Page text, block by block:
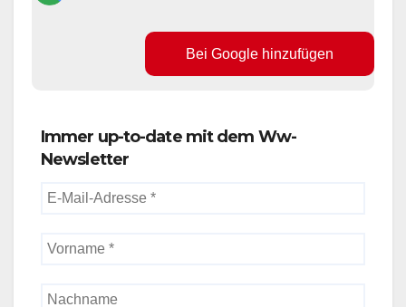
Bei Google hinzufügen
Immer up-to-date mit dem Ww-
Newsletter